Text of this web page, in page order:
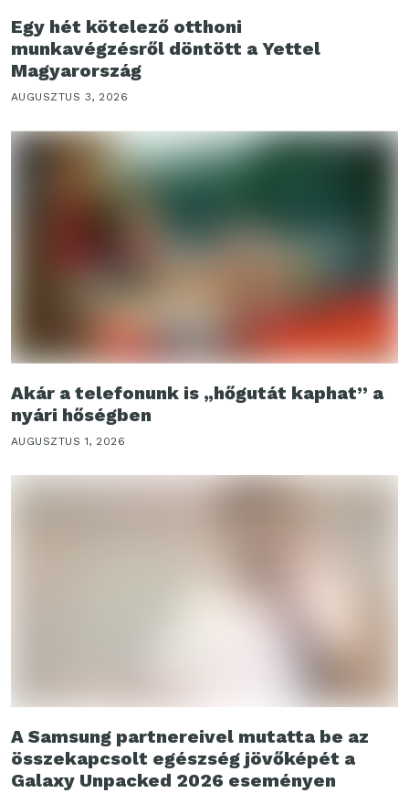
Egy hét kötelező otthoni
munkavégzésről döntött a Yettel
Magyarország
AUGUSZTUS 3, 2026
Akár a telefonunk is „hőgutát kaphat” a
nyári hőségben
AUGUSZTUS 1, 2026
A Samsung partnereivel mutatta be az
összekapcsolt egészség jövőképét a
Galaxy Unpacked 2026 eseményen